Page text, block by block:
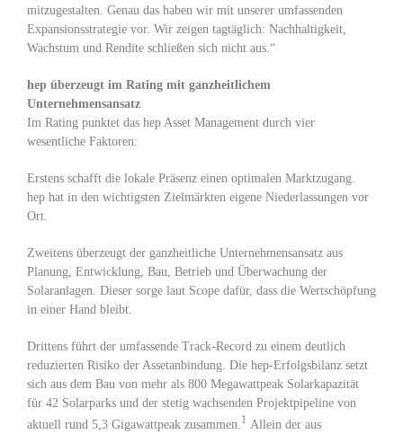
mitzugestalten. Genau das haben wir mit unserer umfassenden
Expansionsstrategie vor. Wir zeigen tagtäglich: Nachhaltigkeit,
Wachstum und Rendite schließen sich nicht aus.“
hep überzeugt im Rating mit ganzheitlichem
Unternehmensansatz
Im Rating punktet das hep Asset Management durch vier
wesentliche Faktoren:
Erstens schafft die lokale Präsenz einen optimalen Marktzugang.
hep hat in den wichtigsten Zielmärkten eigene Niederlassungen vor
Ort.
Zweitens überzeugt der ganzheitliche Unternehmensansatz aus
Planung, Entwicklung, Bau, Betrieb und Überwachung der
Solaranlagen. Dieser sorge laut Scope dafür, dass die Wertschöpfung
in einer Hand bleibt.
Drittens führt der umfassende Track-Record zu einem deutlich
reduzierten Risiko der Assetanbindung. Die hep-Erfolgsbilanz setzt
sich aus dem Bau von mehr als 800 Megawattpeak Solarkapazität
für 42 Solarparks und der stetig wachsenden Projektpipeline von
aktuell rund 5,3 Gigawattpeak zusammen. 1 Allein der aus